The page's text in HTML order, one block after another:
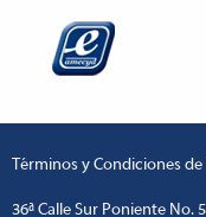
Términos y Condiciones de
36ª Calle Sur Poniente No.